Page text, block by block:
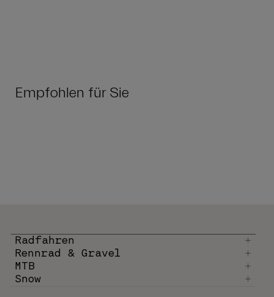
Empfohlen für Sie
Radfahren
Rennrad & Gravel
MTB
Snow